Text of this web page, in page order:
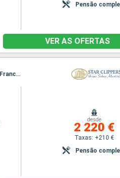
Pensão
VER AS OFERTAS
Itinerário : Philippsburg, Road Bay, Jost Van Dyke, Sopers Hole, Norman Island, Canal de St. Francis Drake, Spanish Town, Ilhas Virgens, South Friar s (praia), Basseterre (St Kitts), Gustavia, Philippsburg
desde
2 220 €
Taxas: +210 €
Pensão